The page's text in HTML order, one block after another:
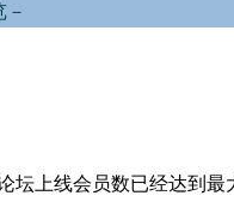
－
坛上线会员数已经达到最